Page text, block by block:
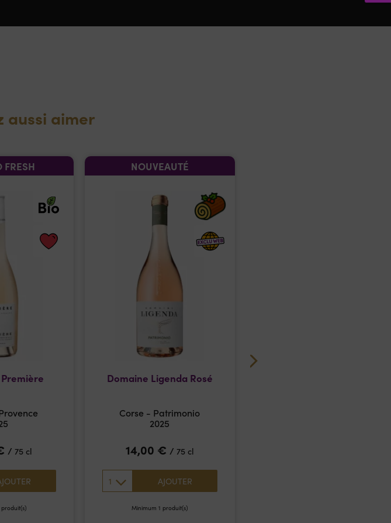
aussi aimer
FRESH
/ 75 cl
NOUVEAUTÉ
Domaine Ligenda Rosé
Corse - Patrimonio
2025
14,00 € / 75 cl
1 AJOUTER
Minimum 1 produit(s)